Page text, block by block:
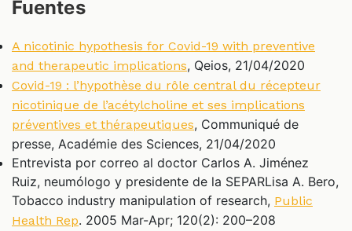
Fuentes
A nicotinic hypothesis for Covid-19 with preventive
and therapeutic implications, Qeios, 21/04/2020
Covid-19 : l’hypothèse du rôle central du récepteur
nicotinique de l’acétylcholine et ses implications
préventives et thérapeutiques, Communiqué de
presse, Académie des Sciences, 21/04/2020
Entrevista por correo al doctor Carlos A. Jiménez
Ruiz, neumólogo y presidente de la SEPARLisa A. Bero,
Tobacco industry manipulation of research, Public
Health Rep. 2005 Mar-Apr; 120(2): 200–208